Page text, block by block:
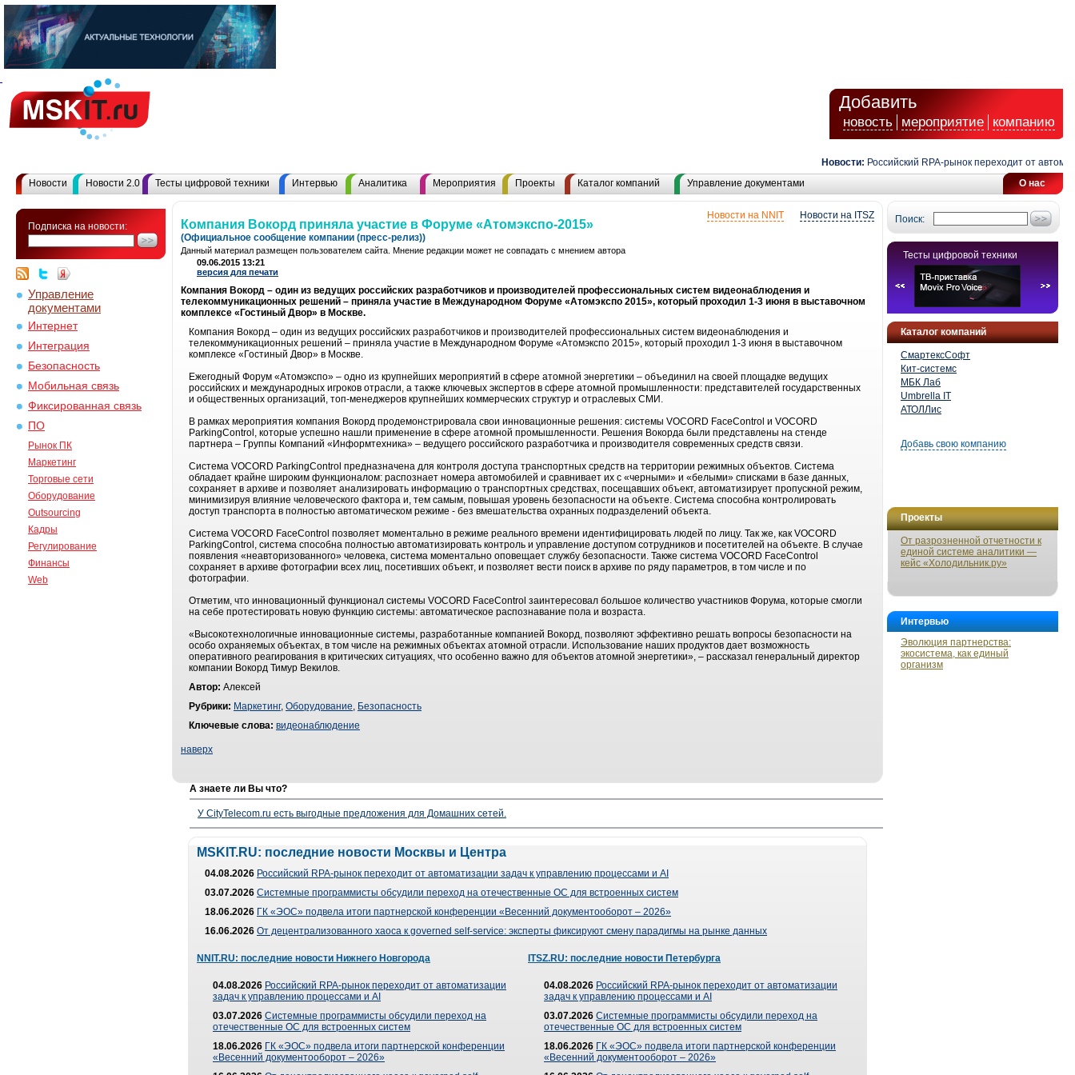
Добавить
новость мероприятие компанию
Новости: Российский RPA-рынок переходит от
О нас
Новости Новости 2.0 Тесты цифровой техники Интервью Аналитика Мероприятия Проекты Каталог компаний Управление документами
Подписка на новости:
Управление
документами
Интернет
Интеграция
Безопасность
Мобильная связь
Фиксированная связь
ПО
Рынок ПК
Маркетинг
Торговые сети
Оборудование
Outsourcing
Кадры
Регулирование
Финансы
Web
Поиск:
Тесты цифровой техники
Каталог компаний
СмартексСофт
Кит-системс
МБК Лаб
Umbrella IT
АТОЛЛис
Добавь свою компанию
Проекты
От разрозненной отчетности к
единой системе аналитики —
кейс «Холодильник.ру»
Интервью
Эволюция партнерства:
экосистема, как единый
организм
Новости на ITSZ
Новости на NNIT
Компания Вокорд приняла участие в Форуме «Атомэкспо-2015»
(Официальное сообщение компании (пресс-релиз))
Данный материал размещен пользователем сайта. Мнение редакции может не совпадать с мнением автора
09.06.2015 13:21
версия для печати
Компания Вокорд – один из ведущих российских разработчиков и производителей профессиональных систем видеонаблюдения и
телекоммуникационных решений – приняла участие в Международном Форуме «Атомэкспо 2015», который проходил 1-3 июня в выставочном
комплексе «Гостиный Двор» в Москве.
Компания Вокорд – один из ведущих российских разработчиков и производителей профессиональных систем видеонаблюдения и
телекоммуникационных решений – приняла участие в Международном Форуме «Атомэкспо 2015», который проходил 1-3 июня в выставочном
комплексе «Гостиный Двор» в Москве.
Ежегодный Форум «Атомэкспо» – одно из крупнейших мероприятий в сфере атомной энергетики – объединил на своей площадке ведущих
российских и международных игроков отрасли, а также ключевых экспертов в сфере атомной промышленности: представителей государственных
и общественных организаций, топ-менеджеров крупнейших коммерческих структур и отраслевых СМИ.
В рамках мероприятия компания Вокорд продемонстрировала свои инновационные решения: системы VOCORD FaceControl и VOCORD
ParkingControl, которые успешно нашли применение в сфере атомной промышленности. Решения Вокорда были представлены на стенде
партнера – Группы Компаний «Информтехника» – ведущего российского разработчика и производителя современных средств связи.
Система VOCORD ParkingControl предназначена для контроля доступа транспортных средств на территории режимных объектов. Система
обладает крайне широким функционалом: распознает номера автомобилей и сравнивает их с «черными» и «белыми» списками в базе данных,
сохраняет в архиве и позволяет анализировать информацию о транспортных средствах, посещавших объект, автоматизирует пропускной режим,
минимизируя влияние человеческого фактора и, тем самым, повышая уровень безопасности на объекте. Система способна контролировать
доступ транспорта в полностью автоматическом режиме - без вмешательства охранных подразделений объекта.
Система VOCORD FaceControl позволяет моментально в режиме реального времени идентифицировать людей по лицу. Так же, как VOCORD
PаrkingControl, система способна полностью автоматизировать контроль и управление доступом сотрудников и посетителей на объекте. В случае
появления «неавторизованного» человека, система моментально оповещает службу безопасности. Также система VOCORD FaceControl
сохраняет в архиве фотографии всех лиц, посетивших объект, и позволяет вести поиск в архиве по ряду параметров, в том числе и по
фотографии.
Отметим, что инновационный функционал системы VOCORD FaceControl заинтересовал большое количество участников Форума, которые смогли
на себе протестировать новую функцию системы: автоматическое распознавание пола и возраста.
«Высокотехнологичные инновационные системы, разработанные компанией Вокорд, позволяют эффективно решать вопросы безопасности на
особо охраняемых объектах, в том числе на режимных объектах атомной отрасли. Использование наших продуктов дает возможность
оперативного реагирования в критических ситуациях, что особенно важно для объектов атомной энергетики», – рассказал генеральный директор
компании Вокорд Тимур Векилов.
Автор: Алексей
Рубрики: Маркетинг, Оборудование, Безопасность
Ключевые слова: видеонаблюдение
наверх
А знаете ли Вы что?
У CityTelecom.ru есть выгодные предложения для Домашних сетей.
MSKIT.RU: последние новости Москвы и Центра
04.08.2026 Российский RPA-рынок переходит от автоматизации задач к управлению процессами и AI
03.07.2026 Системные программисты обсудили переход на отечественные ОС для встроенных систем
18.06.2026 ГК «ЭОС» подвела итоги партнерской конференции «Весенний документооборот – 2026»
16.06.2026 От децентрализованного хаоса к governed self-service: эксперты фиксируют смену парадигмы на рынке данных
NNIT.RU: последние новости Нижнего Новгорода
04.08.2026 Российский RPA-рынок переходит от автоматизации
задач к управлению процессами и AI
03.07.2026 Системные программисты обсудили переход на
отечественные ОС для встроенных систем
18.06.2026 ГК «ЭОС» подвела итоги партнерской конференции
«Весенний документооборот – 2026»
ITSZ.RU: последние новости Петербурга
04.08.2026 Российский RPA-рынок переходит от автоматизации
задач к управлению процессами и AI
03.07.2026 Системные программисты обсудили переход на
отечественные ОС для встроенных систем
18.06.2026 ГК «ЭОС» подвела итоги партнерской конференции
«Весенний документооборот – 2026»